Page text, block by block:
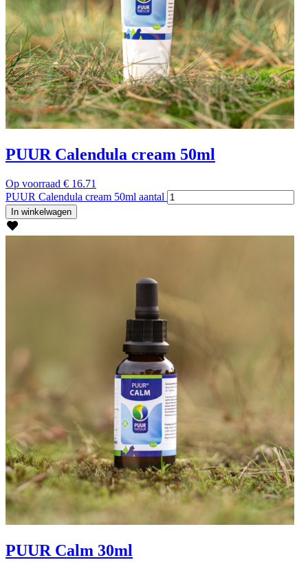
PUUR Calendula cream 50ml
Op voorraad € 16.71
PUUR Calendula cream 50ml aantal
In winkelwagen
PUUR Calm 30ml